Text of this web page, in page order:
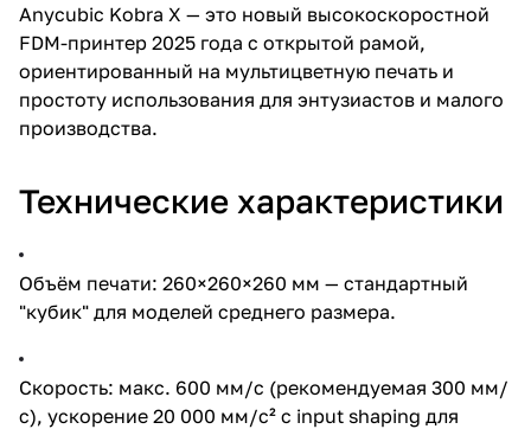
Anycubic Kobra X — это новый высокоскоростной
FDM-принтер 2025 года с открытой рамой,
ориентированный на мультицветную печать и
простоту использования для энтузиастов и малого
производства.
Технические характеристики
Объём печати: 260×260×260 мм — стандартный
"кубик" для моделей среднего размера.
Скорость: макс. 600 мм/с (рекомендуемая 300 мм/
с), ускорение 20 000 мм/с² с input shaping для